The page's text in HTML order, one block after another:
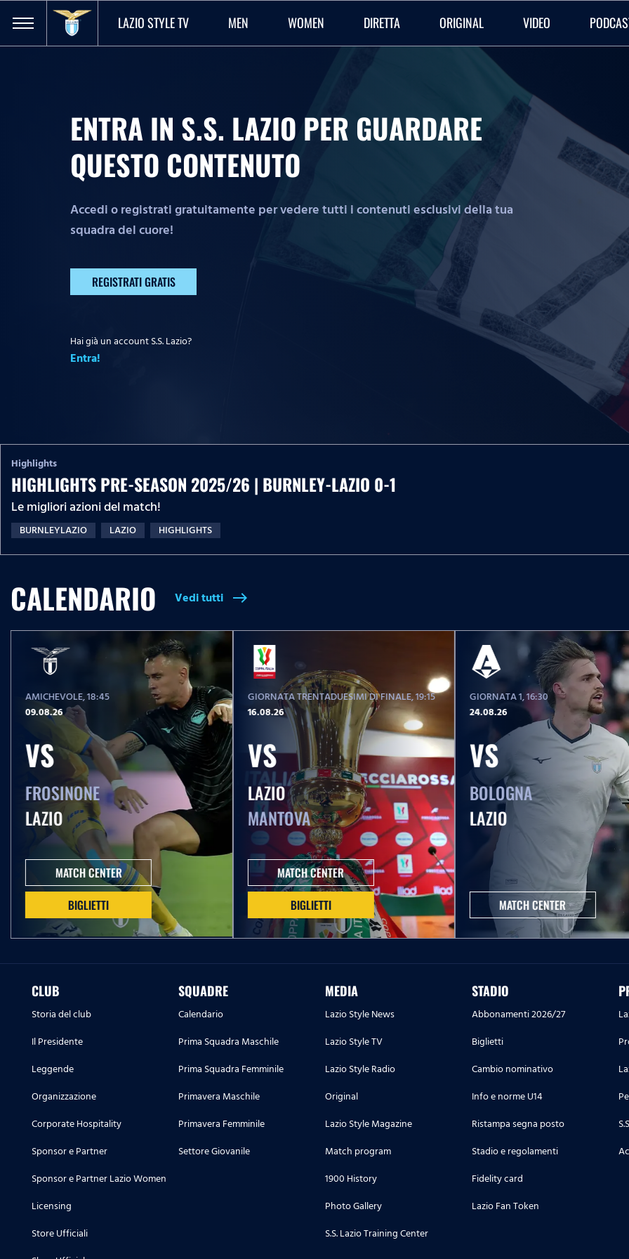
LAZIO STYLE TV MEN WOMEN DIRETTA ORIGINAL VIDEO
ENTRA IN S.S. LAZIO PER GUARDARE
QUESTO CONTENUTO
Accedi o registrati gratuitamente per vedere tutti i contenuti esclusivi della tua
squadra del cuore!
REGISTRATI GRATIS
Hai già un account S.S. Lazio?
Entra!
Highlights
HIGHLIGHTS PRE-SEASON 2025/26 | BURNLEY-LAZIO 0-1
Le migliori azioni del match!
BURNLEYLAZIO LAZIO HIGHLIGHTS
CALENDARIO Vedi tutti east
AMICHEVOLE, 18:45
09.08.26
VS
FROSINONE
LAZIO
MATCH CENTER
BIGLIETTI
GIORNATA TRENTADUESIMI DI FINALE, 19:15
16.08.26
VS
LAZIO
MANTOVA
MATCH CENTER
BIGLIETTI
GIORNATA 1, 16:30
24.08.26
VS
BOLOGNA
LAZIO
MATCH CENTER
CLUB
Storia del club
Il Presidente
Leggende
Organizzazione
Corporate Hospitality
Sponsor e Partner
Sponsor e Partner Lazio Women
Licensing
Store Ufficiali
SQUADRE
Calendario
Prima Squadra Maschile
Prima Squadra Femminile
Primavera Maschile
Primavera Femminile
Settore Giovanile
MEDIA
Lazio Style News
Lazio Style TV
Lazio Style Radio
Original
Lazio Style Magazine
Match program
1900 History
Photo Gallery
S.S. Lazio Training Center
STADIO
Abbonamenti 2026/27
Biglietti
Cambio nominativo
Info e norme U14
Ristampa segna posto
Stadio e regolamenti
Fidelity card
Lazio Fan Token